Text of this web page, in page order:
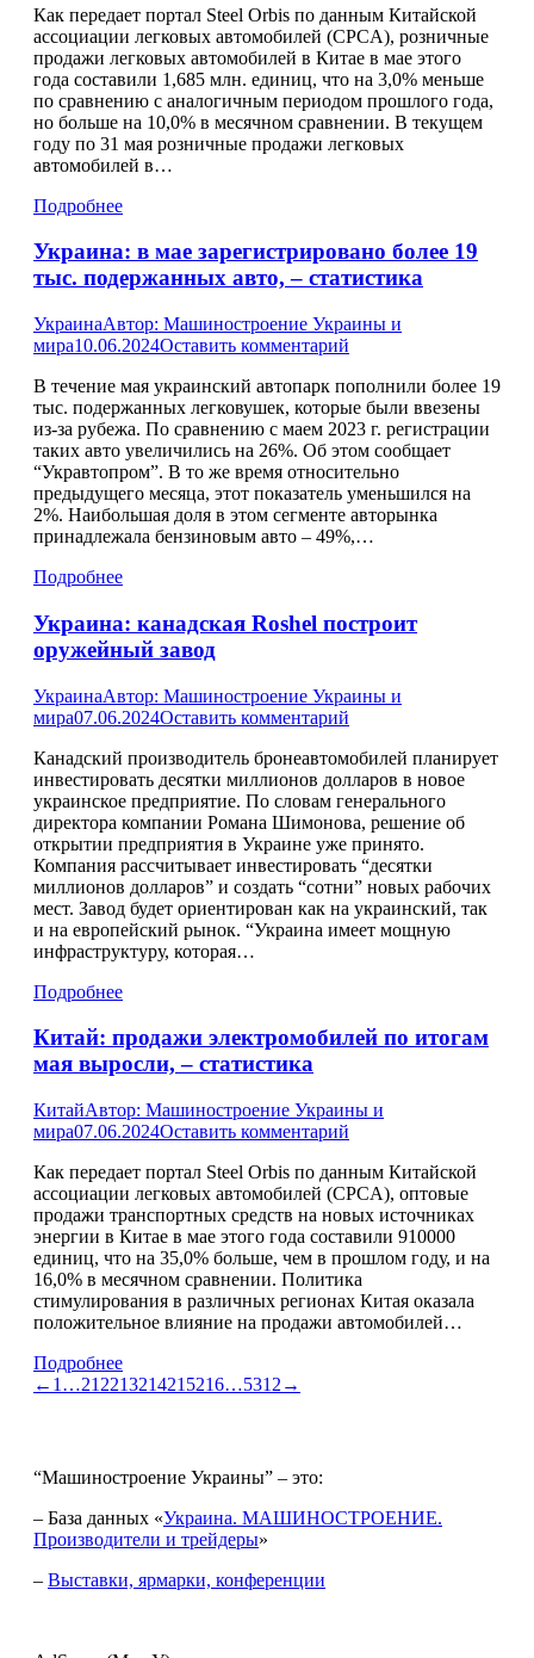
Как передает портал Steel Orbis по данным Китайской
ассоциации легковых автомобилей (CPCA), розничные
продажи легковых автомобилей в Китае в мае этого
года составили 1,685 млн. единиц, что на 3,0% меньше
по сравнению с аналогичным периодом прошлого года,
но больше на 10,0% в месячном сравнении. В текущем
году по 31 мая розничные продажи легковых
автомобилей в…
Подробнее
Украина: в мае зарегистрировано более 19
тыс. подержанных авто, – статистика
УкраинаАвтор: Машиностроение Украины и
мира10.06.2024Оставить комментарий
В течение мая украинский автопарк пополнили более 19
тыс. подержанных легковушек, которые были ввезены
из-за рубежа. По сравнению с маем 2023 г. регистрации
таких авто увеличились на 26%. Об этом сообщает
“Укравтопром”. В то же время относительно
предыдущего месяца, этот показатель уменьшился на
2%. Наибольшая доля в этом сегменте авторынка
принадлежала бензиновым авто – 49%,…
Подробнее
Украина: канадская Roshel построит
оружейный завод
УкраинаАвтор: Машиностроение Украины и
мира07.06.2024Оставить комментарий
Канадский производитель бронеавтомобилей планирует
инвестировать десятки миллионов долларов в новое
украинское предприятие. По словам генерального
директора компании Романа Шимонова, решение об
открытии предприятия в Украине уже принято.
Компания рассчитывает инвестировать “десятки
миллионов долларов” и создать “сотни” новых рабочих
мест. Завод будет ориентирован как на украинский, так
и на европейский рынок. “Украина имеет мощную
инфраструктуру, которая…
Подробнее
Китай: продажи электромобилей по итогам
мая выросли, – статистика
КитайАвтор: Машиностроение Украины и
мира07.06.2024Оставить комментарий
Как передает портал Steel Orbis по данным Китайской
ассоциации легковых автомобилей (CPCA), оптовые
продажи транспортных средств на новых источниках
энергии в Китае в мае этого года составили 910000
единиц, что на 35,0% больше, чем в прошлом году, и на
16,0% в месячном сравнении. Политика
стимулирования в различных регионах Китая оказала
положительное влияние на продажи автомобилей…
Подробнее
← 1 …212213214215216…5312 →
“Машиностроение Украины” – это:
– База данных «Украина. МАШИНОСТРОЕНИЕ.
Производители и трейдеры»
– Выставки, ярмарки, конференции